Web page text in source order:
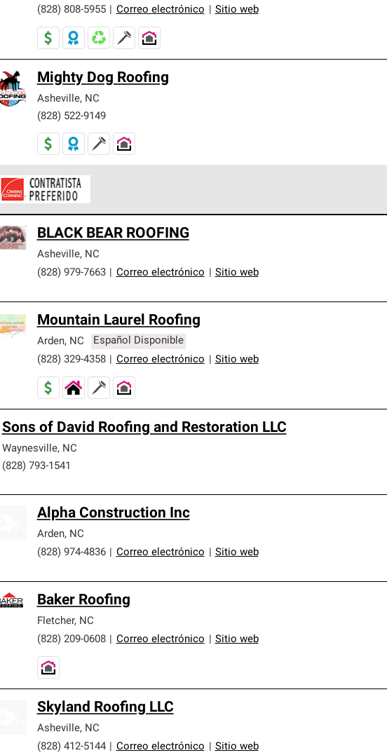
(828) 808-5955
Correo electrónico Sitio web
Mighty Dog Roofing
Asheville, NC
(828) 522-9149
con altos estándares y requisitos estrictos de profesionalismo y
BLACK BEAR ROOFING
Asheville, NC
(828) 979-7663
Correo electrónico Sitio web
Mountain Laurel Roofing
Arden, NC
Español Disponible
(828) 329-4358
Correo electrónico Sitio web
Sons of David Roofing and Restoration LLC
Waynesville, NC
(828) 793-1541
Alpha Construction Inc
Arden, NC
(828) 974-4836
Correo electrónico Sitio web
Baker Roofing
Fletcher, NC
(828) 209-0608
Correo electrónico Sitio web
Skyland Roofing LLC
Asheville, NC
(828) 412-5144
Correo electrónico Sitio web